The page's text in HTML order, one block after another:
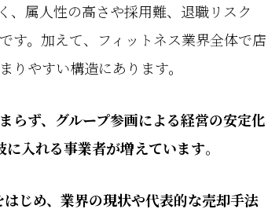
属人性の高さや採用難、退職リスク
す。加えて、フィットネス業界全体で店
やすい構造にあります。
らず、グループ参画による経営の安定化
入れる事業者が増えています。
じめ、業界の現状や代表的な売却手法